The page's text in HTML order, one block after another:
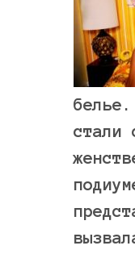
стали